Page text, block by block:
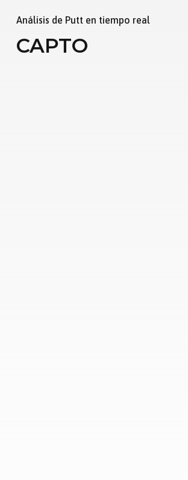
Análisis de Putt en tiempo real
CAPTO